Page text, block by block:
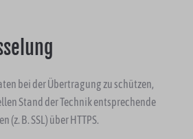
bei der Übertragung zu schützen,
Stand der Technik entsprechende
B. SSL) über HTTPS.